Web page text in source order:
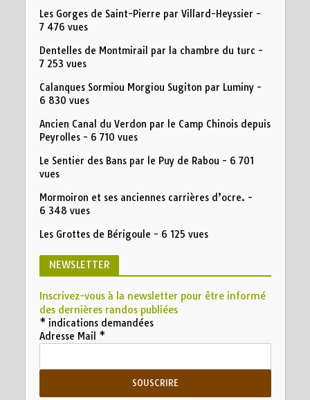
Les Gorges de Saint-Pierre par Villard-Heyssier -
7 476 vues
Dentelles de Montmirail par la chambre du turc -
7 253 vues
Calanques Sormiou Morgiou Sugiton par Luminy-
6 830 vues
Ancien Canal du Verdon par le Camp Chinois depuis
Peyrolles- 6 710 vues
Le Sentier des Bans par le Puy de Rabou - 6 701
vues
Mormoiron et ses anciennes carrières d’ocre. -
6 348 vues
Les Grottes de Bérigoule - 6 125 vues
NEWSLETTER
Inscrivez-vous à la newsletter pour être informé
des dernières randos publiées
* indications demandées
Adresse Mail *